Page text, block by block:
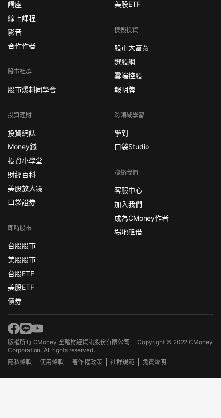
講座
線上課程
影音
合作作者
股市社群
股市爆料同學會
投資理財
投資網誌
Money錢
投資小學堂
財經百科
美股放大鏡
口袋證券
即時股市
台股股市
美股股市
台股ETF
美股ETF
債券
美股ETF
模擬投資
股市大富翁
選股網
雲端控股
報明牌
跨領域學習
學到
口袋Studio
聯絡我們
客服中心
加入我們
成為CMoney作者
場地租借
版權所有 CMoney 全曜財經資訊股份有限公司Copyright © 2022 CMoney
Corporation. All rights reserved.
隱私條款
使用條款 著作權政策 社群規範 免責聲明